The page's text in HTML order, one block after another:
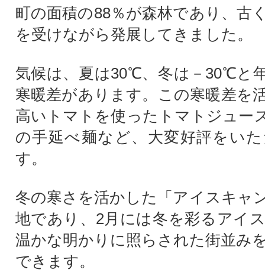
町の面積の88％が森林であり、古
を受けながら発展してきました。
気候は、夏は30℃、冬は－30℃と
寒暖差があります。この寒暖差を
高いトマトを使ったトマトジュー
の手延べ麺など、大変好評をい
す。
冬の寒さを活かした「アイスキャ
地であり、2月には冬を彩るアイ
温かな明かりに照らされた街並み
できます。